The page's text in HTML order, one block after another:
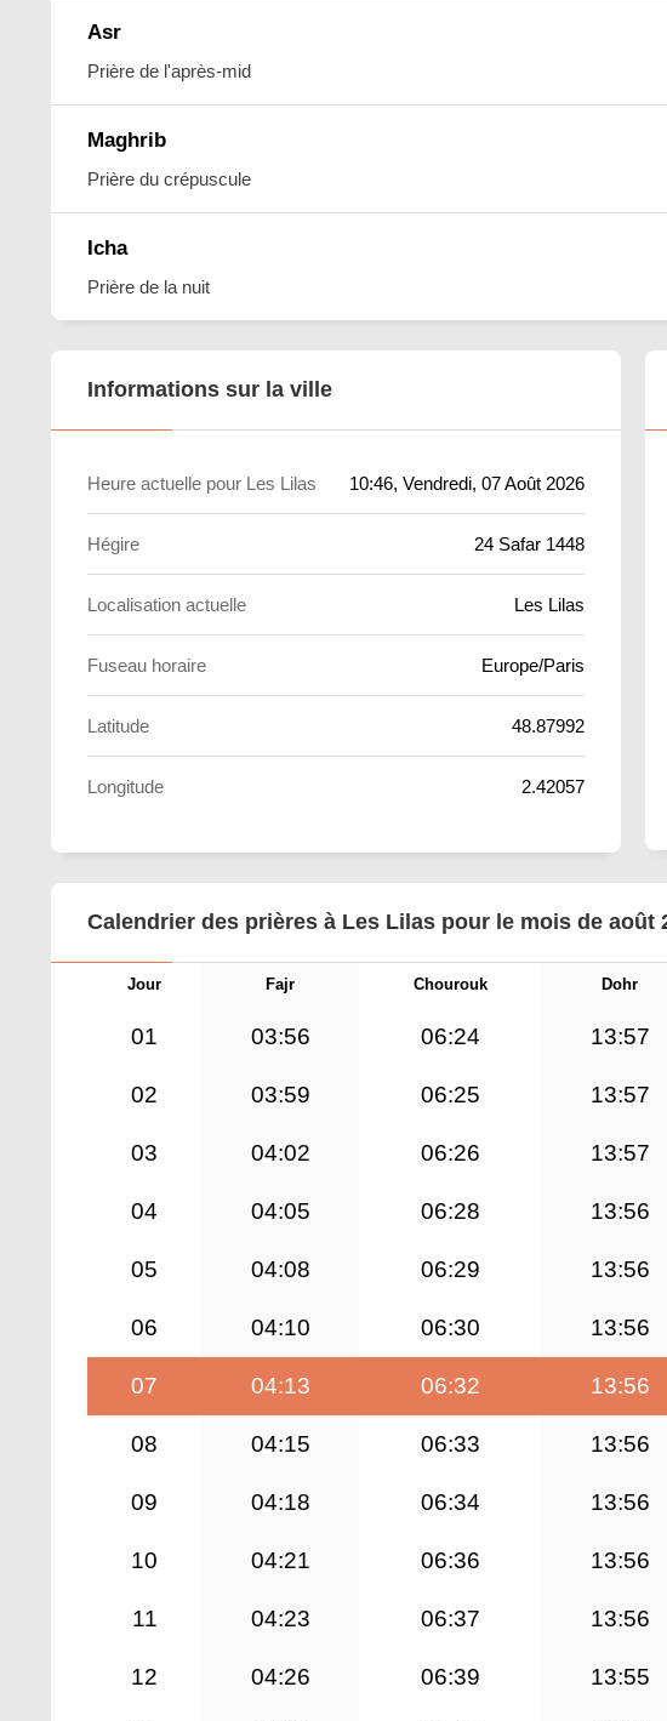
Asr
Prière de l'après-mid
Maghrib
Prière du crépuscule
Icha
Prière de la nuit
Informations sur la ville
Heure actuelle pour Les Lilas 10:46, Vendredi, 07 Août 2026
Hégire 24 Safar 1448
Localisation actuelle Les Lilas
Fuseau horaire Europe/Paris
Latitude 48.87992
Longitude 2.42057
Calendrier des prières à Les Lilas pour le mois de août
Jour Fajr Chourouk Dohr
01 03:56 06:24 13:57
02 03:59 06:25 13:57
03 04:02 06:26 13:57
04 04:05 06:28 13:56
05 04:08 06:29 13:56
06 04:10 06:30 13:56
07 04:13 06:32 13:56
08 04:15 06:33 13:56
09 04:18 06:34 13:56
10 04:21 06:36 13:56
11 04:23 06:37 13:56
12 04:26 06:39 13:55